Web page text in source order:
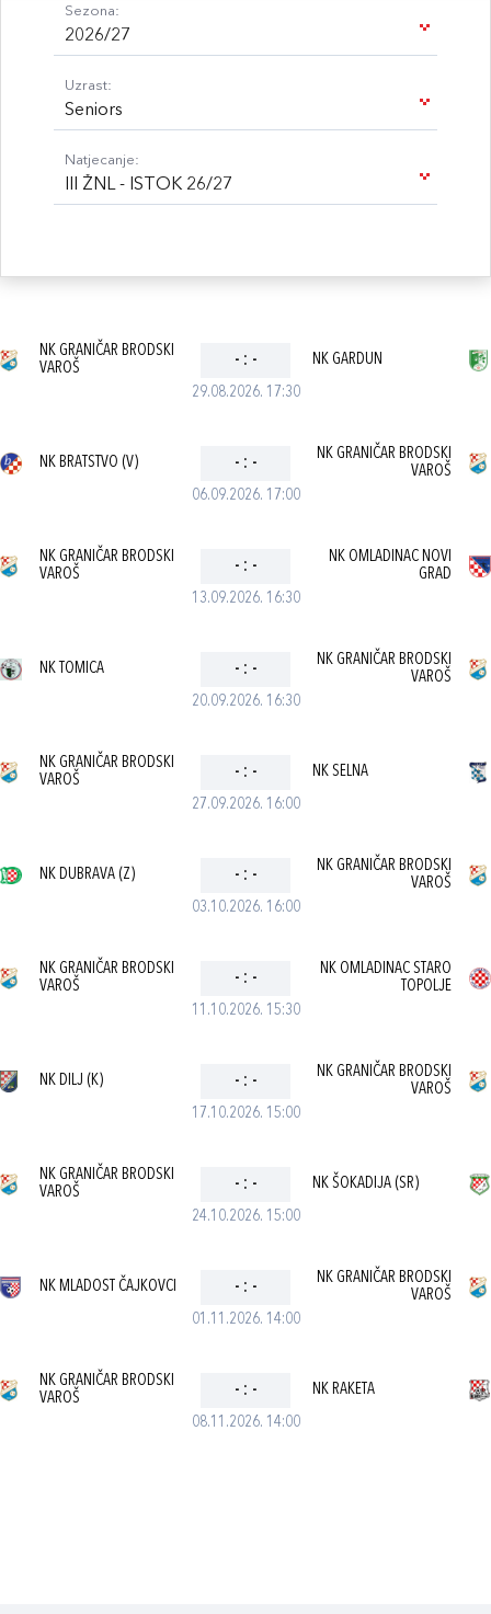
Sezona:
2026/27
Uzrast:
Seniors
Natjecanje:
III ŽNL - ISTOK 26/27
29.08.2026. 17:30
NK GRANIČAR BRODSKI
VAROŠ
- : - NK GARDUN
06.09.2026. 17:00
NK BRATSTVO (V) - : -
NK GRANIČAR BRODSKI
VAROŠ
13.09.2026. 16:30
NK GRANIČAR BRODSKI
VAROŠ
- : -
NK OMLADINAC NOVI
GRAD
20.09.2026. 16:30
NK TOMICA - : -
NK GRANIČAR BRODSKI
VAROŠ
27.09.2026. 16:00
NK GRANIČAR BRODSKI
VAROŠ
- : - NK SELNA
03.10.2026. 16:00
NK DUBRAVA (Z) - : -
NK GRANIČAR BRODSKI
VAROŠ
11.10.2026. 15:30
NK GRANIČAR BRODSKI
VAROŠ
- : -
NK OMLADINAC STARO
TOPOLJE
17.10.2026. 15:00
NK DILJ (K) - : -
NK GRANIČAR BRODSKI
VAROŠ
24.10.2026. 15:00
NK GRANIČAR BRODSKI
VAROŠ
- : - NK ŠOKADIJA (SR)
01.11.2026. 14:00
NK MLADOST ČAJKOVCI - : -
NK GRANIČAR BRODSKI
VAROŠ
08.11.2026. 14:00
NK GRANIČAR BRODSKI
VAROŠ
- : - NK RAKETA